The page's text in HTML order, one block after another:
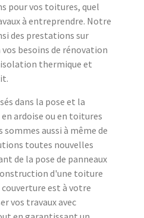
pour vos toitures, quel
à entreprendre. Notre
des prestations sur
besoins de rénovation
thermique et
dans la pose et la
ardoise ou en toitures
aussi à même de
toutes nouvelles
de la pose de panneaux
d'une toiture
est à votre
vos travaux avec